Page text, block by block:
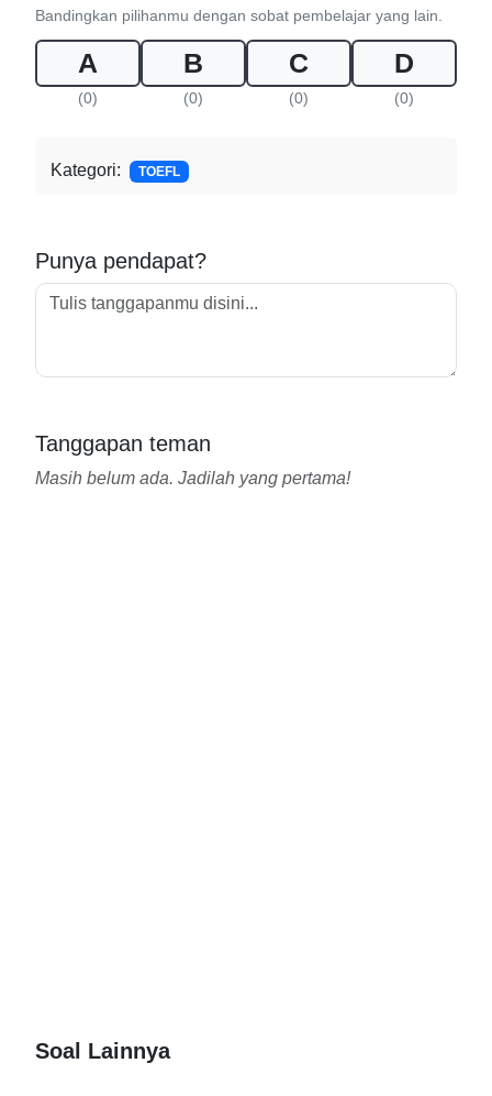
Bandingkan pilihanmu dengan sobat pembelajar yang lain.
A
(0)
B
(0)
C
(0)
D
(0)
Kategori: TOEFL
Punya pendapat?
Tanggapan teman
Masih belum ada. Jadilah yang pertama!
Soal Lainnya